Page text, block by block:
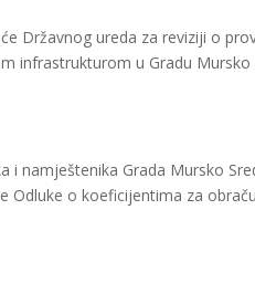
Državnog ureda za reviziji o
infrastrukturom u Gradu Mursko
i namještenika Grada Mursko
o koeficijentima za